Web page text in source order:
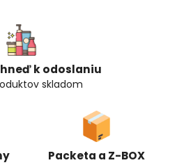
k odoslaniu
skladom
Packeta a Z-BOX